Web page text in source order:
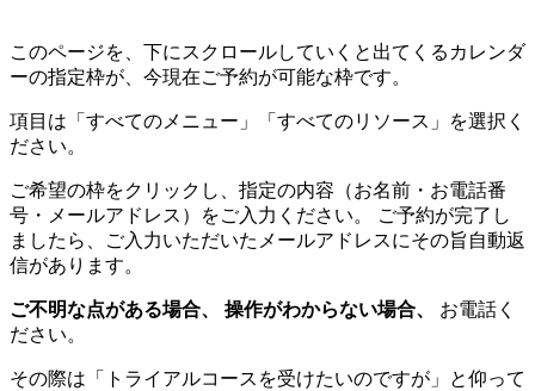
このページを、下にスクロールしていくと出てくるカレンダ
ーの指定枠が、今現在ご予約が可能な枠です。
項目は「すべてのメニュー」「すべてのリソース」を選択く
ださい。
ご希望の枠をクリックし、指定の内容（お名前・お電話番
号・メールアドレス）をご入力ください。 ご予約が完了し
ましたら、ご入力いただいたメールアドレスにその旨自動返
信があります。
ご不明な点がある場合、 操作がわからない場合、
お電話く
ださい。
その際は「トライアルコースを受けたいのですが」と仰って